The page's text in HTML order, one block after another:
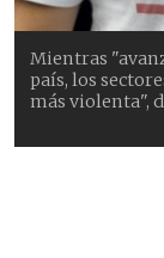
Mientras
país, los
más violenta",